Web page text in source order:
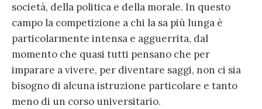
società, della politica e della morale. In questo
campo la competizione a chi la sa più lunga è
particolarmente intensa e agguerrita, dal
momento che quasi tutti pensano che per
imparare a vivere, per diventare saggi, non ci sia
bisogno di alcuna istruzione particolare e tanto
meno di un corso universitario.